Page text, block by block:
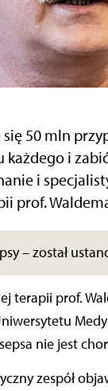
50 mln
i
i
prof.
– został
terapii prof.
nie jest
zespół